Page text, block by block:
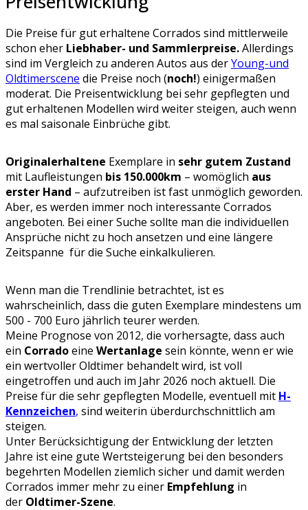
Die Preise für gut erhaltene Corrados sind mittlerweile
schon eher Liebhaber- und Sammlerpreise.Allerdings
sind im Vergleich zu anderen Autos aus derYoung-und
Oldtimerscene die Preise noch (noch!) einigermaßen
moderat. Die Preisentwicklung bei sehr gepflegten und
gut erhaltenen Modellen wird weiter steigen, auch wenn
es mal saisonale Einbrüche gibt.
Originalerhaltene Exemplare in sehr gutem Zustand
mit Laufleistungen bis 150.000km – womöglich aus
erster Hand – aufzutreiben ist fast unmöglich geworden.
Aber, es werden immer noch interessante Corrados
angeboten. Bei einer Suche sollte man die individuellen
Ansprüche nicht zu hoch ansetzen und eine längere
Zeitspanne für die Suche einkalkulieren.
Wenn man die Trendlinie betrachtet, ist es
wahrscheinlich, dass die guten Exemplare mindestens um
500 - 700 Euro jährlich teurer werden.
Meine Prognose von 2012, die vorhersagte, dass auch
ein Corradoeine Wertanlage sein könnte, wenn er wie
ein wertvoller Oldtimer behandelt wird, ist voll
eingetroffen und auch im Jahr 2026 noch aktuell. Die
Preise für die sehr gepflegten Modelle, eventuell mit H-
Kennzeichen, sind weiterin überdurchschnittlich am
steigen.
Unter Berücksichtigung der Entwicklung der letzten
Jahre ist eine gute Wertsteigerung bei den besonders
begehrten Modellen ziemlich sicher und damit werden
Corrados immer mehr zu einer Empfehlung in
der Oldtimer-Szene.